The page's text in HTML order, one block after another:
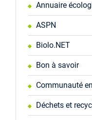
Annuaire
ASPN
Biolo.NET
Bon à savoir
Communauté
Déchets et